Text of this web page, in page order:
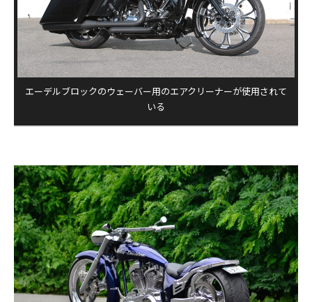
エーデルブロックのウェーバー用のエアクリーナーが使用されて
いる